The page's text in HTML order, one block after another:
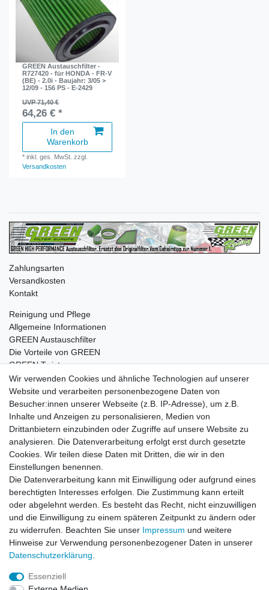
GREEN Austauschfilter -
R727420 - für HONDA - FR-V
(BE) - 2.0i - Baujahr: 3/05 >
12/09 - 156 PS - E-2429
UVP 71,40 €
64,26 € *
In den
Warenkorb
*inkl. ges. MwSt. zzgl.
Versandkosten
Zahlungsarten
Versandkosten
Kontakt
Reinigung und Pflege
Allgemeine Informationen
GREEN Austauschfilter
Die Vorteile von GREEN
GREEN Twister
Impressum Daten­schutz­erklärung AGB
Barrierefreiheitserklärung Widerrufs­recht
Vertrag widerrufen Kontakt
© Copyright 2026 | Alle Rechte vorbehalten.
Wir verwenden Cookies und ähnliche Technologien auf unserer
Website und verarbeiten personenbezogene Daten von
Besucher:innen unserer Webseite (z.B. IP-Adresse), um z.B.
Inhalte und Anzeigen zu personalisieren, Medien von
Drittanbietern einzubinden oder Zugriffe auf unsere Website zu
analysieren. Die Datenverarbeitung erfolgt erst durch gesetzte
Cookies. Wir teilen diese Daten mit Dritten, die wir in den
Einstellungen benennen.
Die Datenverarbeitung kann mit Einwilligung oder aufgrund eines
berechtigten Interesses erfolgen. Die Zustimmung kann erteilt
oder abgelehnt werden. Es besteht das Recht, nicht einzuwilligen
und die Einwilligung zu einem späteren Zeitpunkt zu ändern oder
zu widerrufen. Beachten Sie unser Impressum und weitere
Hinweise zur Verwendung personenbezogener Daten in unserer
Daten­schutz­erklärung
Essenziell